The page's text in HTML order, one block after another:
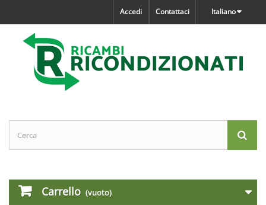
Italiano
Contattaci
Accedi
Carrello (vuoto)